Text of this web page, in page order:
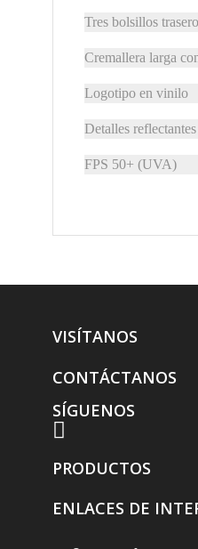
Tres bolsillos
Cremallera larga
Logotipo en vinilo
Detalles reflectantes
FPS 50+ (UVA)
VISÍTANOS
CONTÁCTANOS
SÍGUENOS
PRODUCTOS
ENLACES DE